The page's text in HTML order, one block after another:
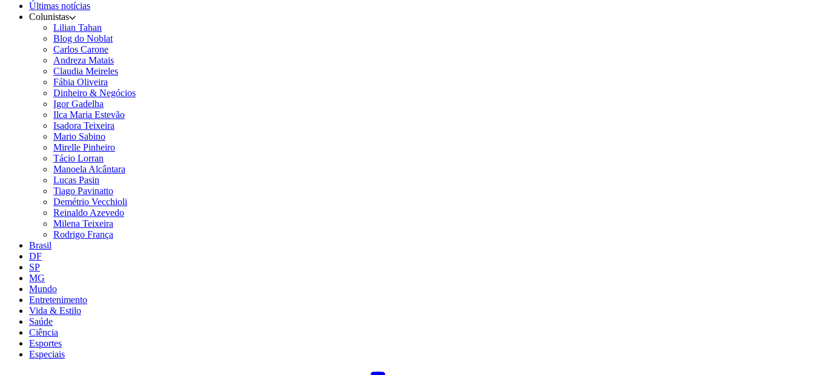
Últimas notícias
Colunistas
Lilian Tahan
Blog do Noblat
Carlos Carone
Andreza Matais
Claudia Meireles
Fábia Oliveira
Dinheiro & Negócios
Igor Gadelha
Ilca Maria Estevão
Isadora Teixeira
Mario Sabino
Mirelle Pinheiro
Tácio Lorran
Manoela Alcântara
Lucas Pasin
Tiago Pavinatto
Demétrio Vecchioli
Reinaldo Azevedo
Milena Teixeira
Rodrigo França
Brasil
DF
SP
MG
Mundo
Entretenimento
Vida & Estilo
Saúde
Ciência
Esportes
Especiais